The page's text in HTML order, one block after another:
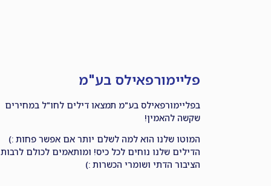
פליימורפאילס בע"מ
בפליימורפאילס בע"מ תמצאו דילים לחו"ל במחירים
שקשה להאמין!
המוטו שלנו הוא למה לשלם יותר אם אפשר פחות :)
הדילים שלנו נוחים לכל כיס! ומותאמים לכולם לרבות
הציבור הדתי ושומרי הכשרות :)